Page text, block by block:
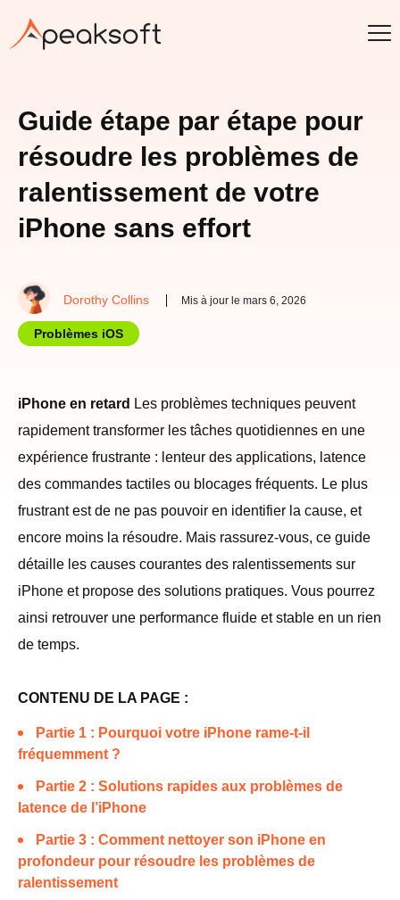
Guide étape par étape pour
résoudre les problèmes de
ralentissement de votre
iPhone sans effort
Dorothy Collins Mis à jour le mars 6, 2026
Problèmes iOS
iPhone en retard Les problèmes techniques peuvent
rapidement transformer les tâches quotidiennes en une
expérience frustrante : lenteur des applications, latence
des commandes tactiles ou blocages fréquents. Le plus
frustrant est de ne pas pouvoir en identifier la cause, et
encore moins la résoudre. Mais rassurez-vous, ce guide
détaille les causes courantes des ralentissements sur
iPhone et propose des solutions pratiques. Vous pourrez
ainsi retrouver une performance fluide et stable en un rien
de temps.
CONTENU DE LA PAGE :
Partie 1 : Pourquoi votre iPhone rame-t-il
fréquemment ?
Partie 2 : Solutions rapides aux problèmes de
latence de l’iPhone
Partie 3 : Comment nettoyer son iPhone en
profondeur pour résoudre les problèmes de
ralentissement